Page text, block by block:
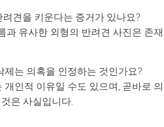
견을 키운다는 증거가 있나요?
과 유사한 외형의 반려견 사진은
제는 의혹을 인정하는 것인가요?
개인적 이유일 수도 있으며, 곧바로
은 사실입니다.